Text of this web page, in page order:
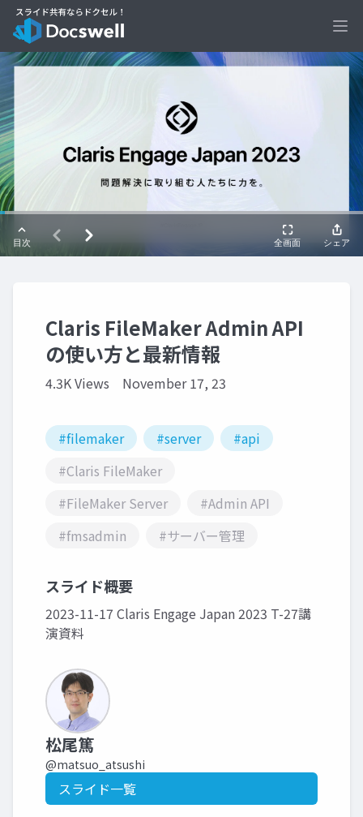
Claris FileMaker Admin API
の使い方と最新情報
4.3K Views November 17, 23
#filemaker #server
#api
#Claris FileMaker
#FileMaker Server
#Admin API
#fmsadmin
#サーバー管理
スライド概要
2023-11-17 Claris Engage Japan 2023 T-27講
演資料
松尾篤
@matsuo_atsushi
スライド一覧